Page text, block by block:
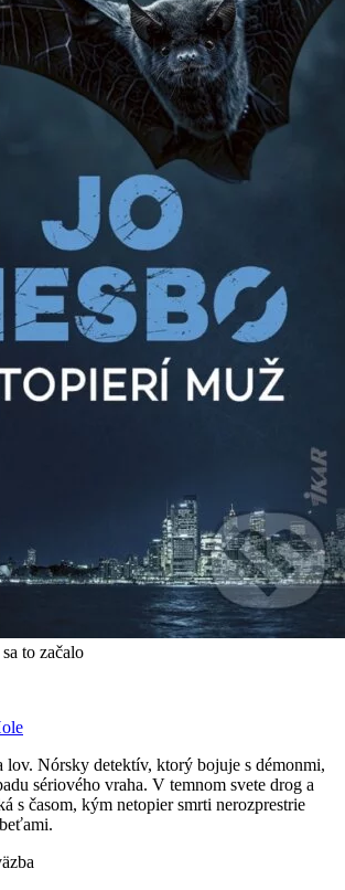
to začalo
lov. Nórsky detektív, ktorý bojuje s démonmi,
sériového vraha. V temnom svete drog a
s časom, kým netopier smrti nerozprestrie